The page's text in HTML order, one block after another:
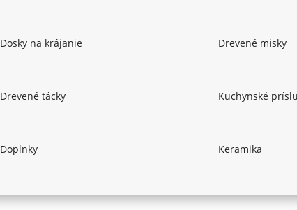
Dosky na krájanie
Drevené tácky
Doplnky
Drevené misky
Kuchynské
Keramika